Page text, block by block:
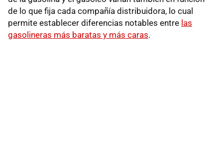
de lo que fija cada compañía distribuidora, lo cual
permite establecer diferencias notables entre las
gasolineras más baratas y más caras.